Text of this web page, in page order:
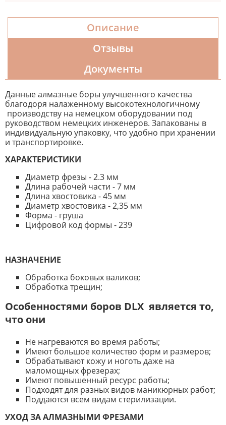
Описание
Отзывы
Документы
Данные алмазные боры улучшенного качества
благодоря налаженному высокотехнологичному
производству на немецком оборудовании под
руководством немецких инженеров. Запакованы в
индивидуальную упаковку, что удобно при хранении
и транспортировке.
ХАРАКТЕРИСТИКИ
Диаметр фрезы - 2.3 мм
Длина рабочей части - 7 мм
Длина хвостовика - 45 мм
Диаметр хвостовика - 2,35 мм
Форма - груша
Цифровой код формы - 239
НАЗНАЧЕНИЕ
Обработка боковых валиков;
Обработка трещин;
Особенностями боров DLX является то,
что они
Не нагреваются во время работы;
Имеют большое количество форм и размеров;
Обрабатывают кожу и ноготь даже на
маломощных фрезерах;
Имеют повышенный ресурс работы;
Подходят для разных видов маникюрных работ;
Поддаются всем видам стерилизации.
УХОД ЗА АЛМАЗНЫМИ ФРЕЗАМИ